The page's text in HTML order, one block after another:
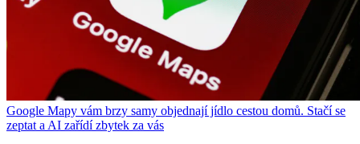
Google Mapy vám brzy samy objednají jídlo cestou domů. Stačí se
zeptat a AI zařídí zbytek za vás